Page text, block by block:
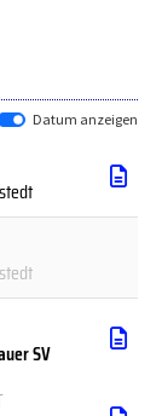
Datum anzeigen
SV